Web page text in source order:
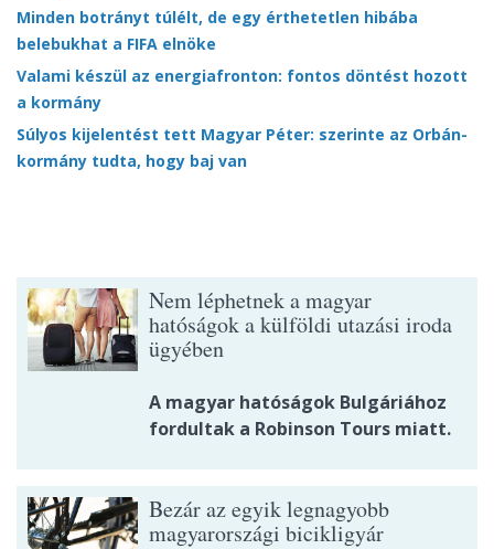
Minden botrányt túlélt, de egy érthetetlen hibába
belebukhat a FIFA elnöke
Valami készül az energiafronton: fontos döntést hozott
a kormány
Súlyos kijelentést tett Magyar Péter: szerinte az Orbán-
kormány tudta, hogy baj van
Nem léphetnek a magyar
hatóságok a külföldi utazási iroda
ügyében
A magyar hatóságok Bulgáriához
fordultak a Robinson Tours miatt.
Bezár az egyik legnagyobb
magyarországi bicikligyár